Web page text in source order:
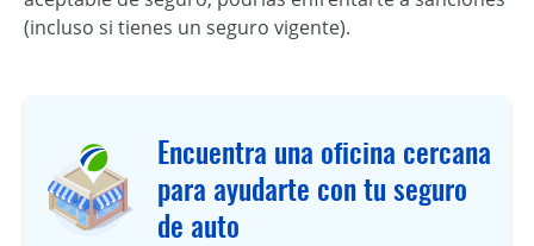
(incluso si tienes un seguro vigente).
Encuentra una oficina cercana
para ayudarte con tu seguro
de auto